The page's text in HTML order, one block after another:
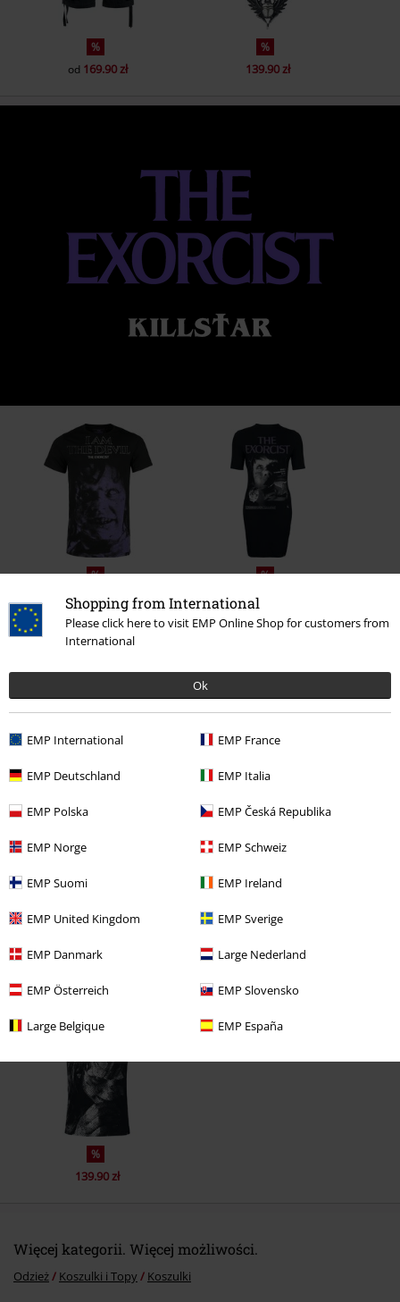
Shopping from International
Please click here to visit EMP Online Shop for customers from
International
Ok
EMP International EMP France
EMP Deutschland EMP Italia
EMP Polska EMP Česká Republika
EMP Norge EMP Schweiz
EMP Suomi EMP Ireland
EMP United Kingdom EMP Sverige
EMP Danmark Large Nederland
EMP Österreich EMP Slovensko
Large Belgique EMP España
%
od 169.90 zł
%
139.90 zł
%
111.92 zł
%
159.90 zł
Liczba opinii: 0
Napisz opinię o: Unclean Spirit - T-shirt
%
139.90 zł
Więcej kategorii. Więcej możliwości.
Odzież Koszulki i Topy Koszulki